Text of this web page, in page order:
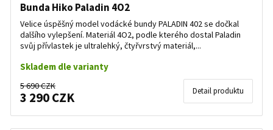
Bunda Hiko Paladin 4O2
Velice úspěšný model vodácké bundy PALADIN 402 se dočkal
dalšího vylepšení. Materiál 4O2, podle kterého dostal Paladin
svůj přívlastek je ultralehký, čtyřvrstvý materiál,...
Skladem dle varianty
5 690 CZK
3 290 CZK Detail produktu